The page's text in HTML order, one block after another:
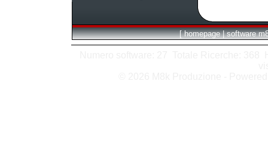
[ homepage | software